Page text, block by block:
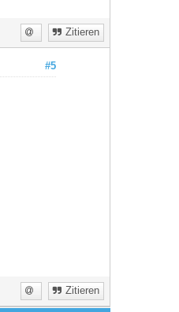
Zitieren
#5
Zitieren